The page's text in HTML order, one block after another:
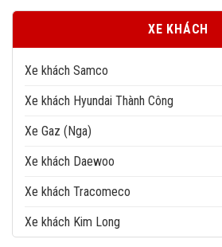
XE KHÁCH
Xe khách Samco
Xe khách Hyundai Thành Công
Xe Gaz (Nga)
Xe khách Daewoo
Xe khách Tracomeco
Xe khách Kim Long